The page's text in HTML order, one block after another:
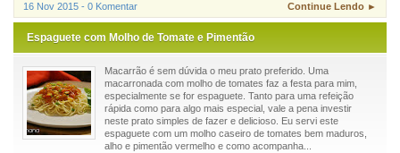
16 Nov 2015 - 0 Komentar Continue Lendo ►
Espaguete com Molho de Tomate e Pimentão
Macarrão é sem dúvida o meu prato preferido. Uma
macarronada com molho de tomates faz a festa para mim,
especialmente se for espaguete. Tanto para uma refeição
rápida como para algo mais especial, vale a pena investir
neste prato simples de fazer e delicioso. Eu servi este
espaguete com um molho caseiro de tomates bem maduros,
alho e pimentão vermelho e como acompanha...